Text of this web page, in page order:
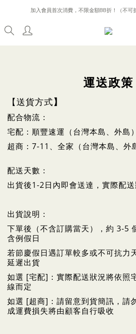
購買指定設計香水，即贈限量日本岡山
加入會員首次消費，不限金額88折！（不可
購買指定設計香水，即贈限量日本岡山
運送政策
【送貨方式】
配合物流：
宅配：順豐速運（台灣本島、外島）
超商：7-11、全家（台灣本島、外
配送天數：
出貨後1-2日內即會送達，實際配
出貨說明：
下單後（不含訂購當天），約 3-5
含例假日
若節慶假日遇訂單較多或不可抗力
延遲出貨
如選 [宅配]：實際配送狀況將依照
線而定
如選 [超商]：請留意到貨簡訊，請
成運費損失將由顧客自行吸收